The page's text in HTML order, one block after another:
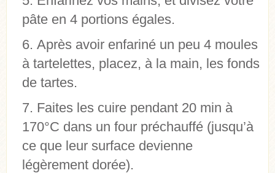
pâte en 4 portions égales.
Après avoir enfariné un peu 4 moules
à tartelettes, placez, à la main, les fonds
de tartes.
Faites les cuire pendant 20 min à
170°C dans un four préchauffé (jusqu’à
ce que leur surface devienne
légèrement dorée).